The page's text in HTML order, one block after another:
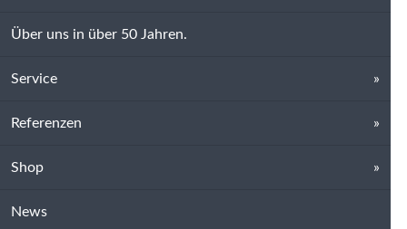
Über uns in über 50 Jahren.
Service
Referenzen
Shop
News